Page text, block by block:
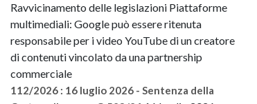
Ravvicinamento delle legislazioni Piattaforme
multimediali: Google può essere ritenuta
responsabile per i video YouTube di un creatore
di contenuti vincolato da una partnership
commerciale
112/2026 : 16 luglio 2026 - Sentenza della